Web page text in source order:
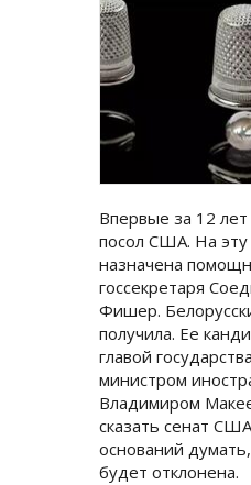
Впервые за 12 лет
посол США. На
назначена
госсекретаря
Фишер.
получила. Ее
главой
министром
Владимиром
сказать сенат
оснований
будет отклонена.